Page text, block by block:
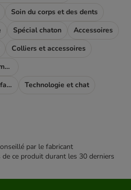
Soin du corps et des dents
Spécial chaton
Accessoires
Colliers et accessoires
Fontaine, distributeur & gamelle
Pet parents - pour toute la famile
Technologie et chat
par le fabricant
ce produit durant les 30 derniers